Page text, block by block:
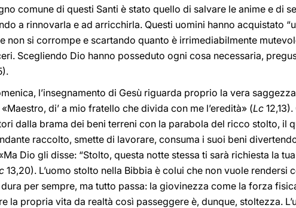
comune di questi Santi è stato quello di salvare le anime e di
a rinnovarla e ad arricchirla. Questi uomini hanno acquistato
non si corrompe e scartando quanto è irrimediabilmente
Scegliendo Dio hanno posseduto ogni cosa necessaria,
l’insegnamento di Gesù riguarda proprio la vera
di’ a mio fratello che divida con me l’eredità» (Lc
dalla brama dei beni terreni con la parabola del ricco stolto, il
raccolto, smette di lavorare, consuma i suoi beni
Dio gli disse: “Stolto, questa notte stessa ti sarà richiesta la
13,20). L’uomo stolto nella Bibbia è colui che non vuole rendersi
per sempre, ma tutto passa: la giovinezza come la forza
la propria vita da realtà così passeggere è, dunque, stoltezza.